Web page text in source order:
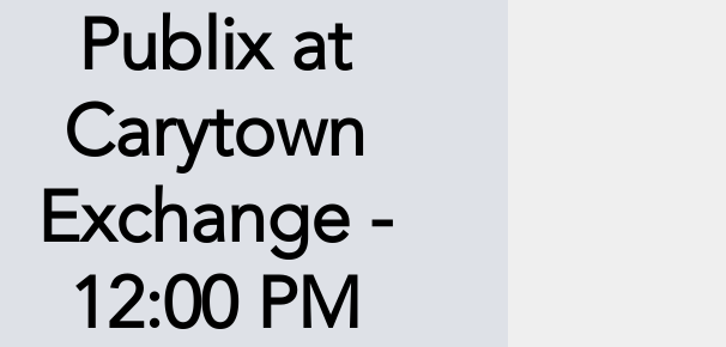
Publix at
Carytown
Exchange -
12:00 PM